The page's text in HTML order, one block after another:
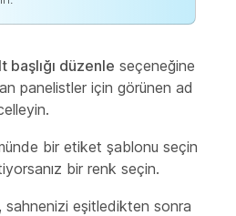
başlığı düzenle seçeneğine
panelistler için görünen ad
bir etiket şablonu seçin
bir renk seçin.
sahnenizi eşitledikten sonra